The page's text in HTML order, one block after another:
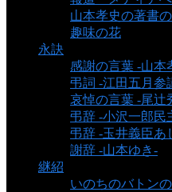
山本孝史の著書
趣味の花
永訣
感謝の言葉 -山本
弔詞 -江田五月参
哀悼の言葉 -尾辻
弔辞 -小沢一郎民
弔辞 -玉井義臣あ
謝辞 -山本ゆき-
継紹
いのちのバトン